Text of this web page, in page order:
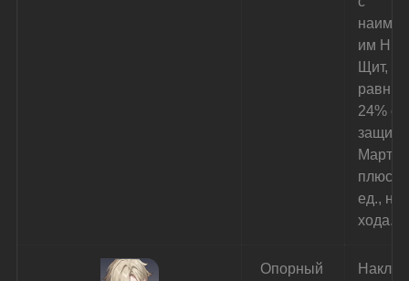
им НР
Щит,
24% от
Март 7
плюс
ед., на
хода.
Опорный